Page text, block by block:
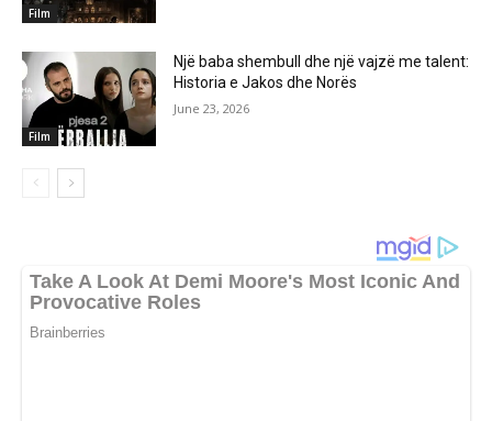
Film
Film
Një baba shembull dhe një vajzë me talent:
Historia e Jakos dhe Norës
June 23, 2026